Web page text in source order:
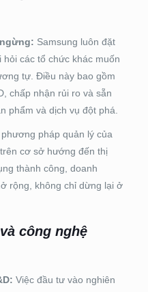
Samsung luôn đặt
các tổ chức khác muốn
tự. Điều này bao gồm
chấp nhận rủi ro và sẵn
phẩm và dịch vụ đột phá.
pháp quản lý của
cơ sở hướng đến thị
thành công, doanh
rộng, không chỉ dừng lại ở
công nghệ
Việc đầu tư vào nghiên